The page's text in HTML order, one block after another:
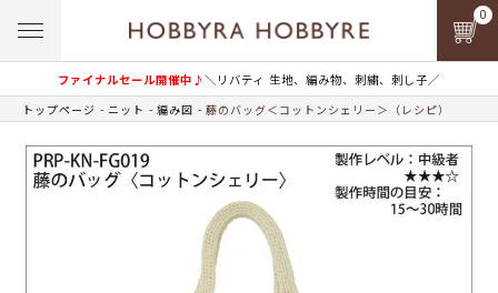
ファイナルセール開催中♪＼リバティ 生地、編み物、刺繍、刺し子／
0
トップページ ニット 編み図 藤のバッグ＜コットンシェリー＞（レシピ）